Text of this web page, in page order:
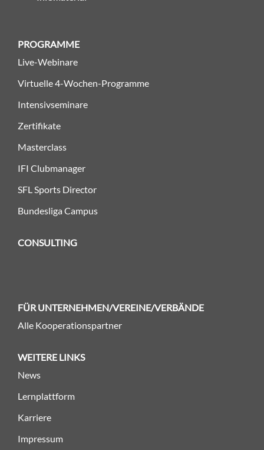
PROGRAMME
Live-Webinare
Virtuelle 4-Wochen-Programme
Intensivseminare
Zertifikate
Masterclass
IFI Clubmanager
SFL Sports Director
Bundesliga Campus
CONSULTING
FÜR UNTERNEHMEN/VEREINE/VERBÄNDE
Alle Kooperationspartner
WEITERE LINKS
News
Lernplattform
Karriere
Impressum